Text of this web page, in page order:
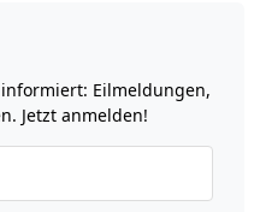
Eilmeldungen,
Jetzt anmelden!